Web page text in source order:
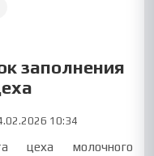
заполнения
10:34
цеха молочного